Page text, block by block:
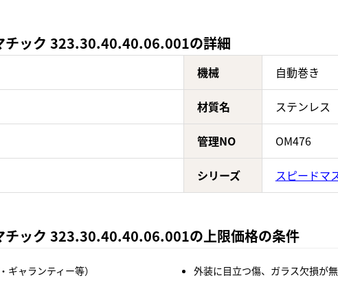
チック 323.30.40.40.06.001の詳細
機械 自動巻き
材質名 ステンレス
管理NO OM476
シリーズ スピードマ
チック 323.30.40.40.06.001の上限価格の条件
ャランティー等）
外装に目立つ傷、ガラス欠損が